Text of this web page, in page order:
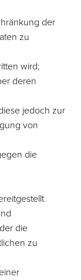
der
zu
wird;
deren
jedoch zur
von
die
die
zu